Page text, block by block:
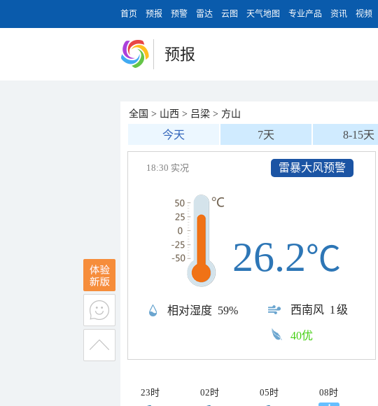
首页 预报 预警 雷达 云图 天气地图 专业产品 资讯 视频
预报
全国 > 山西 > 吕梁 > 方山
今天 7天 8-15天
18:30 实况
相对湿度 59% 西南风 1级
26.2℃
40优
雷暴大风预警
23时 02时 05时 08时